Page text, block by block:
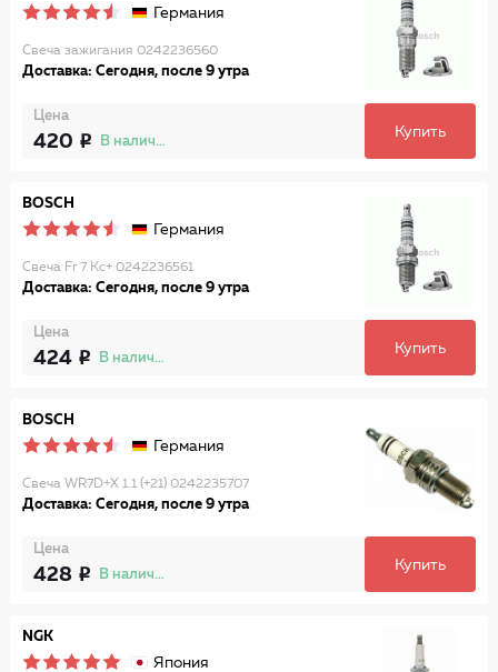
Германия
Свеча зажигания 0242236560
Доставка: Сегодня, после 9 утра
Цена
420 В наличии
Купить
BOSCH
Германия
Свеча Fr 7 Kc+ 0242236561
Доставка: Сегодня, после 9 утра
Цена
424 В наличии
Купить
BOSCH
Германия
Свеча WR7D+X 1.1 (+21) 0242235707
Доставка: Сегодня, после 9 утра
Цена
428 В наличии
Купить
NGK
Япония